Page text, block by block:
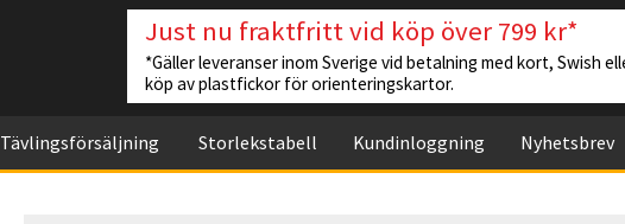
Just nu fraktfritt vid köp över 799 kr*
*Gäller leveranser inom Sverige vid betalning med kort, Swish
köp av plastfickor för orienteringskartor.
Tävlingsförsäljning Storlekstabell Kundinloggning Nyhetsbrev